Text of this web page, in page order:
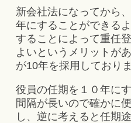
新会社法になってから
年にすることができる
することによって重任
よいというメリットが
が10年を採用しておりま
役員の任期を１０年に
間隔が長いので確かに
し、逆に考えると任期